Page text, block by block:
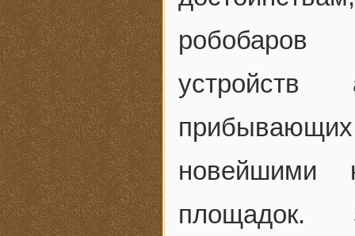
робобаров
устройств
новейшими
площадок.